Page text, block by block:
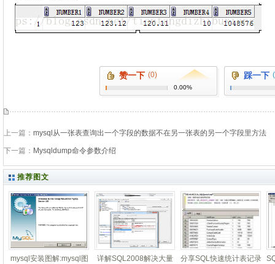
赞一下 (0)
0.00%
踩一下
上一篇： mysql从一张表查询出一个字段的数据不在另一张表的另一个字段里方法
下一篇： Mysqldump命令参数介绍
推荐图文
mysql安装图解:mysql图
详解SQL2008解决大量
分享SQL快速统计表记录